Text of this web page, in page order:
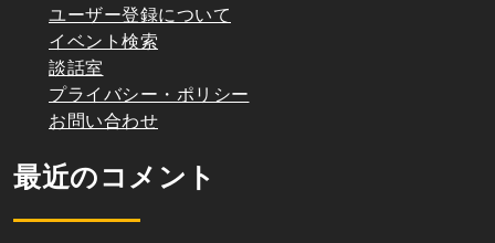
ユーザー登録について
イベント検索
談話室
プライバシー・ポリシー
お問い合わせ
最近のコメント